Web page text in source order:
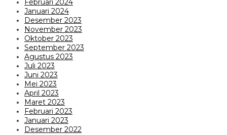
Februari 2024
Januari 2024
Desember 2023
November 2023
Oktober 2023
September 2023
Agustus 2023
Juli 2023
Juni 2023
Mei 2023
April 2023
Maret 2023
Februari 2023
Januari 2023
Desember 2022